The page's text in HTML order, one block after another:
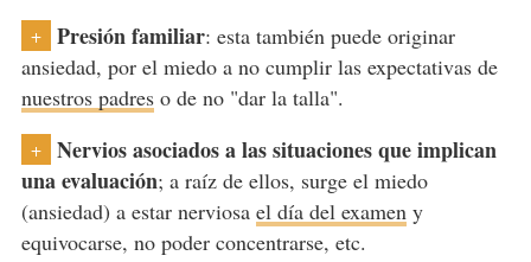
+ Presión familiar: esta también puede originar
ansiedad, por el miedo a no cumplir las expectativas de
nuestros padreso de no "dar la talla".
+
Nervios asociados a las situaciones que implican
una evaluación; a raíz de ellos, surge el miedo
(ansiedad) a estar nerviosa el día del exameny
equivocarse, no poder concentrarse, etc.